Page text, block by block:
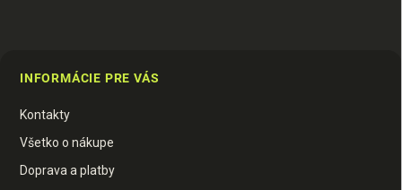
INFORMÁCIE PRE VÁS
Kontakty
Všetko o nákupe
Doprava a platby